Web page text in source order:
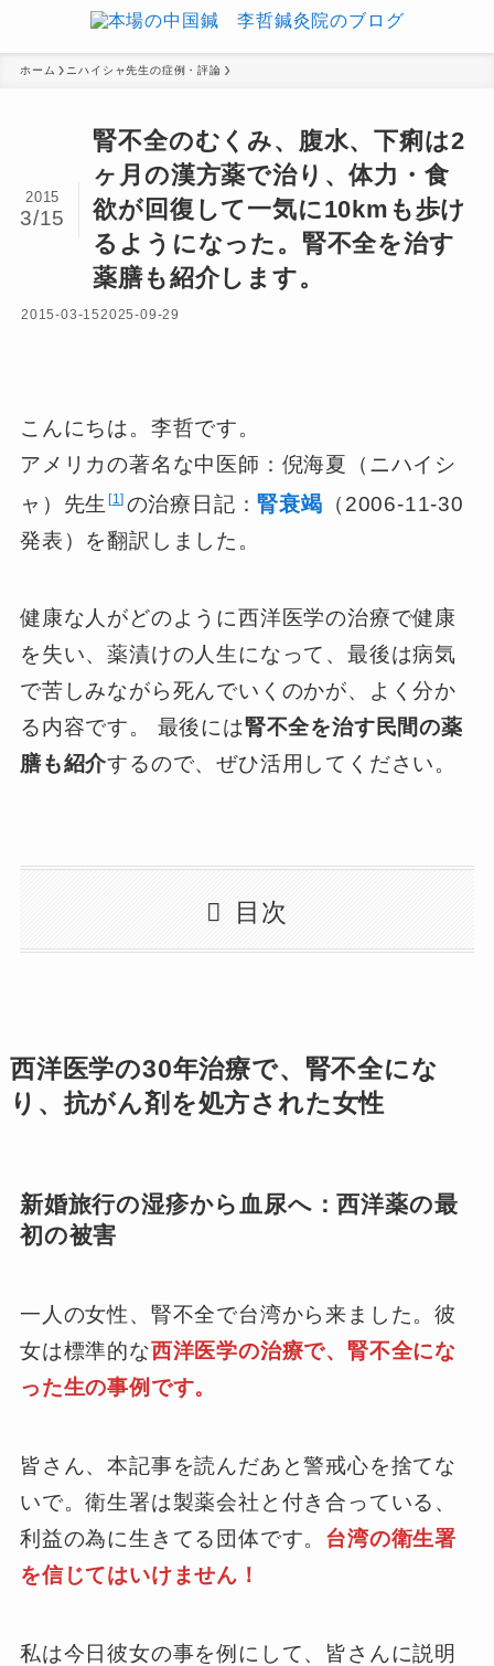
ホーム ニハイシャ先生の症例・評論
腎不全のむくみ、腹水、下痢は2
ヶ月の漢方薬で治り、体力・食
欲が回復して一気に10kmも歩け
るようになった。腎不全を治す
薬膳も紹介します。
2015
3/15
2015-03-152025-09-29
こんにちは。李哲です。
アメリカの著名な中医師：倪海夏（ニハイシ
ャ）先生 1 の治療日記：腎衰竭 （2006-11-30
発表）を翻訳しました。
健康な人がどのように西洋医学の治療で健康
を失い、薬漬けの人生になって、最後は病気
で苦しみながら死んでいくのかが、よく分か
る内容です。 最後には腎不全を治す民間の薬
膳も紹介するので、ぜひ活用してください。
目次
西洋医学の30年治療で、腎不全にな
り、抗がん剤を処方された女性
新婚旅行の湿疹から血尿へ：西洋薬の最
初の被害
一人の女性、腎不全で台湾から来ました。彼
女は標準的な西洋医学の治療で、腎不全にな
った生の事例です。
皆さん、本記事を読んだあと警戒心を捨てな
いで。衛生署は製薬会社と付き合っている、
利益の為に生きてる団体です。 台湾の衛生署
を信じてはいけません！
私は今日彼女の事を例にして、皆さんに説明